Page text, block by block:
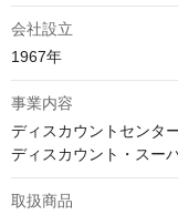
会社設立
1967年
事業内容
ディスカウントセンタ
取扱商品